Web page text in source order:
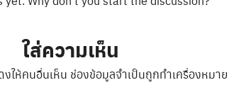
ใส่ความเห็น
ให้คนอื่นเห็น ช่องข้อมูลจำเป็นถูกทำเครื่องหมาย